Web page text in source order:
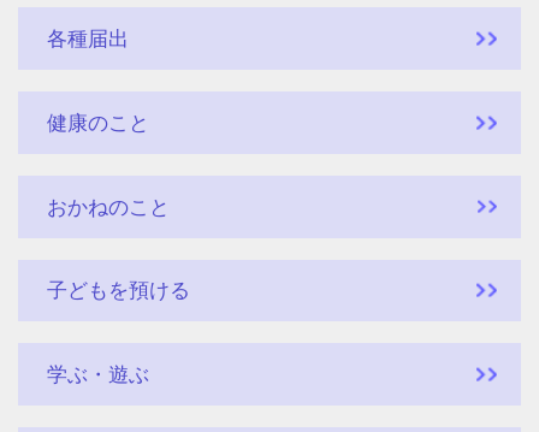
各種届出
健康のこと
おかねのこと
子どもを預ける
学ぶ・遊ぶ